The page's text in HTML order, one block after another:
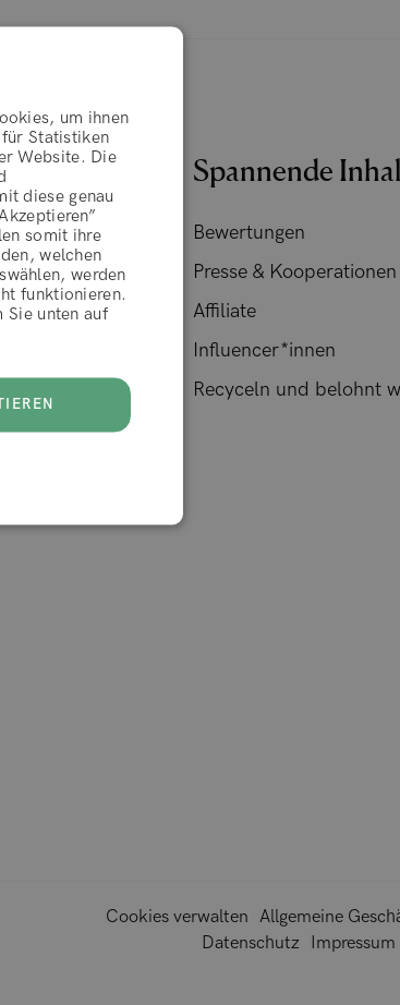
(FAQ)
verwalten
Spannende
Bewertungen
Presse & Kooperationen
Affiliate
Influencer*innen
Recyceln und belohnt
Cookies verwalten Allgemeine
Datenschutz Impressum
um ihnen
Statistiken
Website. Die
diese genau
somit ihre
welchen
werden
funktionieren.
Sie unten auf